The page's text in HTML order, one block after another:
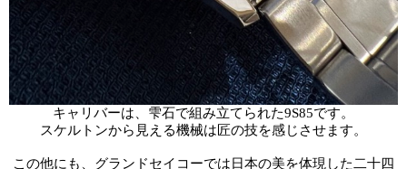
キャリバーは、雫石で組み立てられた9S85です。
スケルトンから見える機械は匠の技を感じさせます。
この他にも、グランドセイコーでは日本の美を体現した二十四